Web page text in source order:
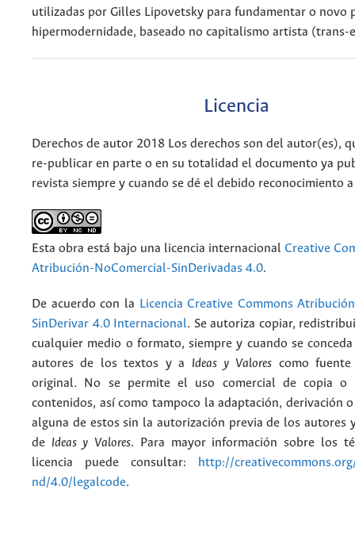
utilizadas por Gilles Lipovetsky para fundamentar o novo
hipermodernidade, baseado no capitalismo artista (trans-
Licencia
Derechos de autor 2018 Los derechos son del autor(es),
re-publicar en parte o en su totalidad el documento ya
revista siempre y cuando se dé el debido reconocimiento
Esta obra está bajo una licencia internacional Creative
Atribución-NoComercial-SinDerivadas 4.0.
De acuerdo con la Licencia Creative Commons
SinDerivar 4.0 Internacional. Se autoriza copiar,
cualquier medio o formato, siempre y cuando se
autores de los textos y a Ideas y Valores como
original. No se permite el uso comercial de copia o
contenidos, así como tampoco la adaptación, derivación
alguna de estos sin la autorización previa de los autores
de Ideas y Valores. Para mayor información sobre los
licencia puede consultar:
http://
nd/4.0/legalcode.